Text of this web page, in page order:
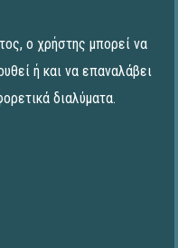
ο χρήστης μπορεί να
ή και να επαναλάβει
διαλύματα.